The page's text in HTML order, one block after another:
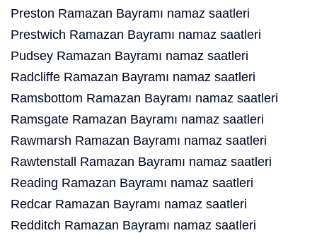
Preston Ramazan Bayramı namaz saatleri
Prestwich Ramazan Bayramı namaz saatleri
Pudsey Ramazan Bayramı namaz saatleri
Radcliffe Ramazan Bayramı namaz saatleri
Ramsbottom Ramazan Bayramı namaz saatleri
Ramsgate Ramazan Bayramı namaz saatleri
Rawmarsh Ramazan Bayramı namaz saatleri
Rawtenstall Ramazan Bayramı namaz saatleri
Reading Ramazan Bayramı namaz saatleri
Redcar Ramazan Bayramı namaz saatleri
Redditch Ramazan Bayramı namaz saatleri